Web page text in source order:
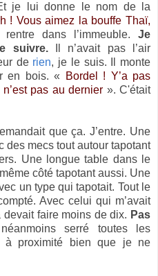
je lui donne le nom de la
! Vous aimez la bouffe Thaï,
dans l’immeuble.Je
suivre.Il n’avait pas l’air
de rien, je le suis. Il monte
en bois. «
Bordel ! Y’a pas
n’est pas au dernier ». C'était
que ça. J’entre. Une
des mecs tout autour tapotant
Une longue table dans le
côté tapotant aussi. Une
un type qui tapotait. Tout le
Avec celui qui m’avait
faire moins de dix. Pas
serré toutes les
à proximité bien que je ne